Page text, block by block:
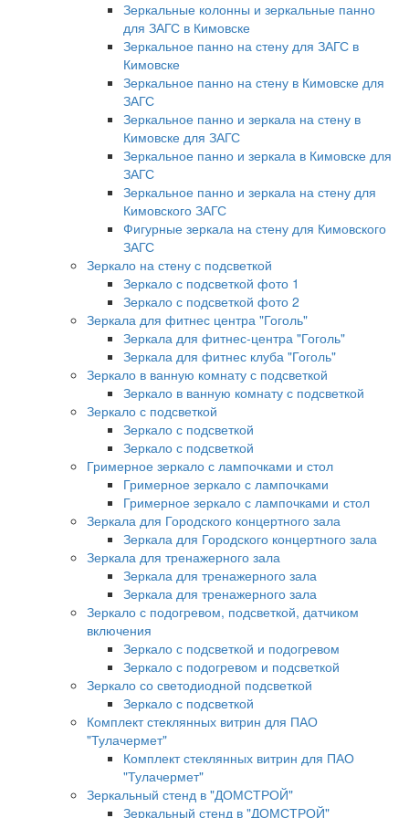
Зеркальные колонны и зеркальные панно
для ЗАГС в Кимовске
Зеркальное панно на стену для ЗАГС в
Кимовске
Зеркальное панно на стену в Кимовске для
ЗАГС
Зеркальное панно и зеркала на стену в
Кимовске для ЗАГС
Зеркальное панно и зеркала в Кимовске для
ЗАГС
Зеркальное панно и зеркала на стену для
Кимовского ЗАГС
Фигурные зеркала на стену для Кимовского
ЗАГС
Зеркало на стену с подсветкой
Зеркало с подсветкой фото 1
Зеркало с подсветкой фото 2
Зеркала для фитнес центра "Гоголь"
Зеркала для фитнес-центра "Гоголь"
Зеркала для фитнес клуба "Гоголь"
Зеркало в ванную комнату с подсветкой
Зеркало в ванную комнату с подсветкой
Зеркало с подсветкой
Зеркало с подсветкой
Зеркало с подсветкой
Гримерное зеркало с лампочками и стол
Гримерное зеркало с лампочками
Гримерное зеркало с лампочками и стол
Зеркала для Городского концертного зала
Зеркала для Городского концертного зала
Зеркала для тренажерного зала
Зеркала для тренажерного зала
Зеркала для тренажерного зала
Зеркало с подогревом, подсветкой, датчиком
включения
Зеркало с подсветкой и подогревом
Зеркало с подогревом и подсветкой
Зеркало со светодиодной подсветкой
Зеркало с подсветкой
Комплект стеклянных витрин для ПАО
"Тулачермет"
Комплект стеклянных витрин для ПАО
"Тулачермет"
Зеркальный стенд в "ДОМСТРОЙ"
Зеркальный стенд в "ДОМСТРОЙ"